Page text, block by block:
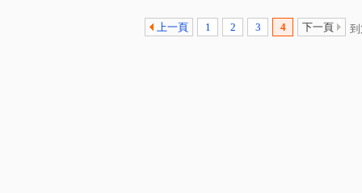
上一頁 1 2 3 4 下一頁